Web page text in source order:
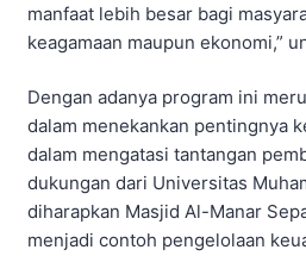
manfaat lebih besar bagi
keagamaan maupun ekonomi,”
Dengan adanya program ini
dalam menekankan pentingnya
dalam mengatasi tantangan
dukungan dari Universitas
diharapkan Masjid Al-Manar
menjadi contoh pengelolaan